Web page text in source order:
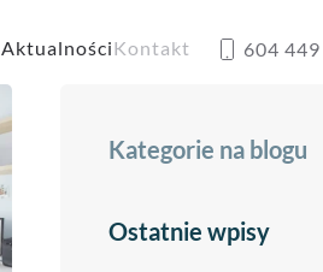
AktualnościKontakt 604
Kategorie na blogu
Ostatnie wpisy